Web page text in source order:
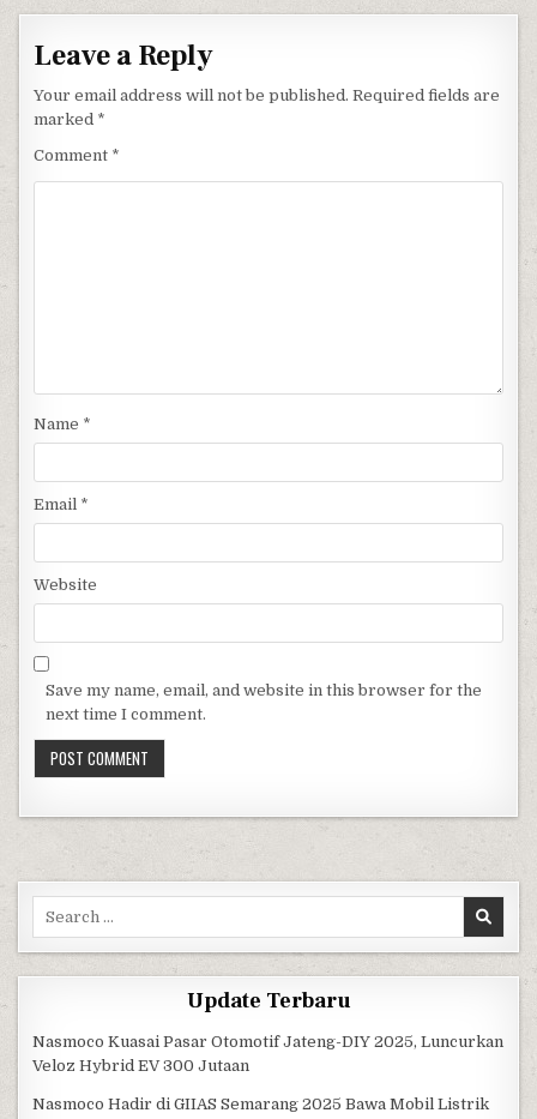
Leave a Reply
Your email address will not be published. Required fields are
marked *
Comment *
Name *
Email *
Website
Save my name, email, and website in this browser for the
next time I comment.
Update Terbaru
Nasmoco Kuasai Pasar Otomotif Jateng-DIY 2025, Luncurkan
Veloz Hybrid EV 300 Jutaan
Nasmoco Hadir di GIIAS Semarang 2025 Bawa Mobil Listrik